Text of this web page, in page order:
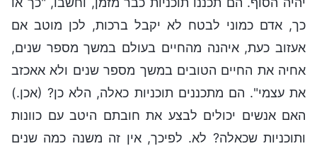
כך, אדם כמוני לבטח לא יקבל ברכות, לכן מוטב אם
אעזוב כעת, איהנה מהחיים בעולם במשך מספר שנים,
אחיה את החיים הטובים במשך מספר שנים ולא אאכזב
את עצמי". הם מתכננים תוכניות כאלה, הלא כן? (אכן.)
האם אנשים יכולים לבצע את חובתם היטב עם כוונות
ותוכניות שכאלה? לא. לפיכך, אין זה משנה כמה שנים